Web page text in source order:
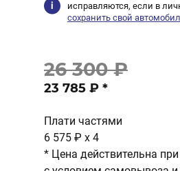
исправляются, если в
сохранить свой
26 300 ₽
23 785 ₽ *
Плати частями
6 575 ₽ x 4
* Цена действительна